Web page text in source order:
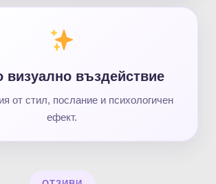
визуално въздействие
от стил, послание и психологичен
ефект.